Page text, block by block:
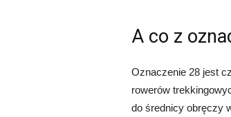
A co z
Oznaczenie 28 jest
rowerów
do średnicy obręczy